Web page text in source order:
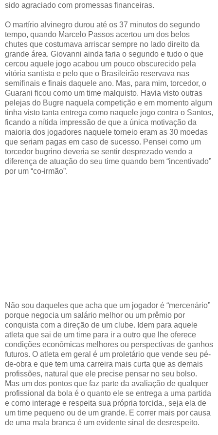
sido agraciado com promessas financeiras.
O martírio alvinegro durou até os 37 minutos do segundo
tempo, quando Marcelo Passos acertou um dos belos
chutes que costumava arriscar sempre no lado direito da
grande área. Giovanni ainda faria o segundo e tudo o que
cercou aquele jogo acabou um pouco obscurecido pela
vitória santista e pelo que o Brasileirão reservava nas
semifinais e finais daquele ano. Mas, para mim, torcedor, o
Guarani ficou como um time malquisto. Havia visto outras
pelejas do Bugre naquela competição e em momento algum
tinha visto tanta entrega como naquele jogo contra o Santos,
ficando a nítida impressão de que a única motivação da
maioria dos jogadores naquele torneio eram as 30 moedas
que seriam pagas em caso de sucesso. Pensei como um
torcedor bugrino deveria se sentir desprezado vendo a
diferença de atuação do seu time quando bem “incentivado”
por um “co-irmão”.
Não sou daqueles que acha que um jogador é “mercenário”
porque negocia um salário melhor ou um prêmio por
conquista com a direção de um clube. Idem para aquele
atleta que sai de um time para ir a outro que lhe oferece
condições econômicas melhores ou perspectivas de ganhos
futuros. O atleta em geral é um proletário que vende seu pé-
de-obra e que tem uma carreira mais curta que as demais
profissões, natural que ele precise pensar no seu bolso.
Mas um dos pontos que faz parte da avaliação de qualquer
profissional da bola é o quanto ele se entrega a uma partida
e como interage e respeita sua própria torcida., seja ela de
um time pequeno ou de um grande. E correr mais por causa
de uma mala branca é um evidente sinal de desrespeito.